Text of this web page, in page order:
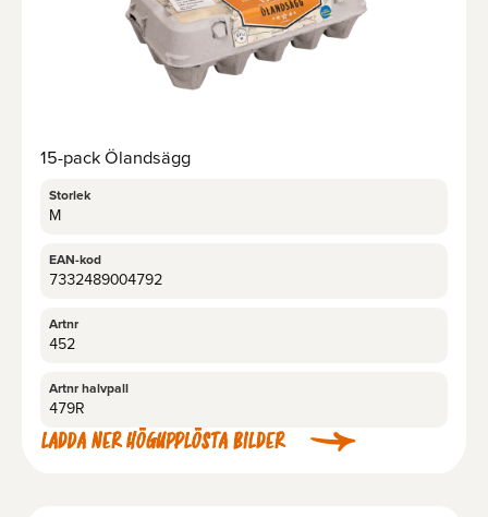
15-pack Ölandsägg
Storlek
M
EAN-kod
7332489004792
Artnr
452
Artnr halvpall
479R
LADDA NER HÖGUPPLÖSTA BILDER